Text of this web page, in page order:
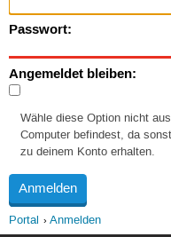
Passwort:
Angemeldet bleiben:
Wähle diese Option nicht
Computer befindest, da
zu deinem Konto erhalten.
Portal Anmelden